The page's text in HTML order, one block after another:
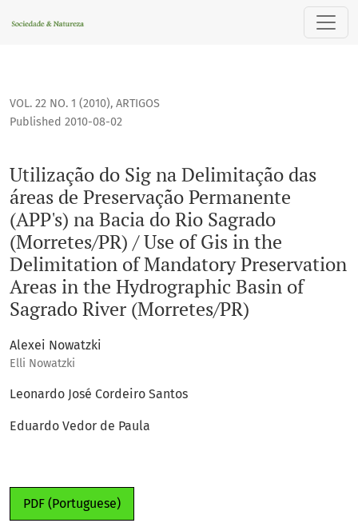
Utilização do Sig na Delimitação das áreas de
VOL. 22 NO. 1 (2010), ARTIGOS
Utilização do Sig na Delimitação das
áreas de Preservação Permanente
(APP's) na Bacia do Rio Sagrado
(Morretes/PR) / Use of Gis in the
Delimitation of Mandatory Preservation
Areas in the Hydrographic Basin of
Sagrado River (Morretes/PR)
Published 2010-08-02
Alexei Nowatzki
Elli Nowatzki
Leonardo José Cordeiro Santos
Eduardo Vedor de Paula
PDF (Portuguese)